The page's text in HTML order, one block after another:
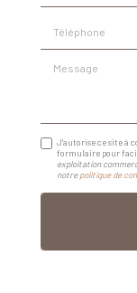
Message
J'autorise ce site à
formulaire pour
exploitation
notrepolitique de